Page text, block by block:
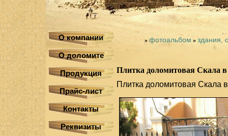
О компании
О доломите
Продукция
Прайс-лист
Контакты
Реквизиты
» фотоальбом » здания,
Плитка доломитовая Скала в
Плитка доломитовая Скала